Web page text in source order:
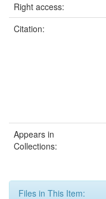
Right access:
Citation:
Appears in
Collections:
Files in This Item: